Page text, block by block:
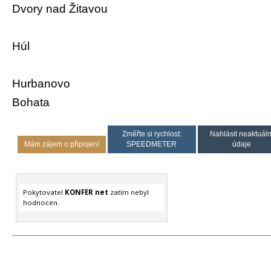
Dvory nad Žitavou
Húl
Hurbanovo
Bohata
Mám zájem o připojení
Změřte si rychlost:
SPEEDMETER
Nahlásit
údaje
Pokytovatel KONFER net zatím nebyl
hodnocen.